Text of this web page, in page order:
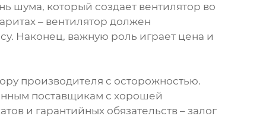
шума, который создает вентилятор во
– вентилятор должен
Наконец, важную роль играет цена и
производителя с осторожностью.
поставщикам с хорошей
и гарантийных обязательств – залог